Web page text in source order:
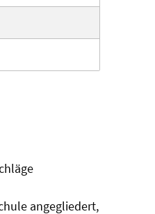
angegliedert,